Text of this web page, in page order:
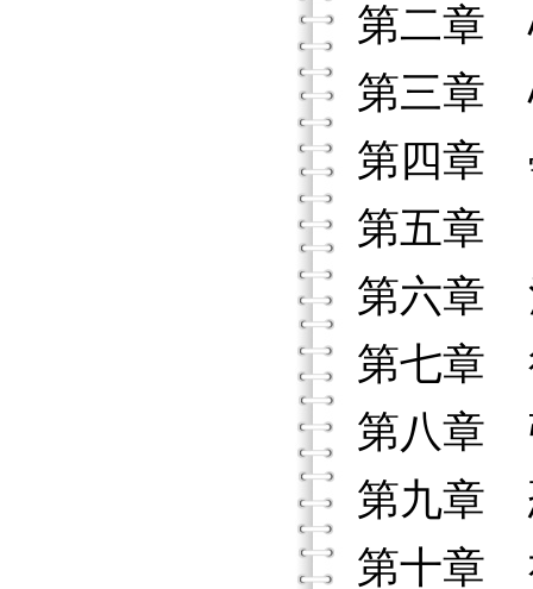
第二章
第三章
第四章
第五章
第六章
第七章
第八章
第九章
第十章